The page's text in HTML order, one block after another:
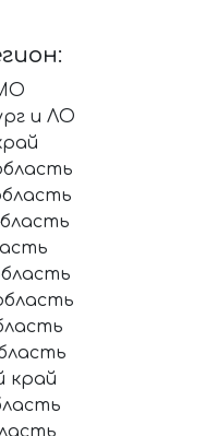
и ЛО
край